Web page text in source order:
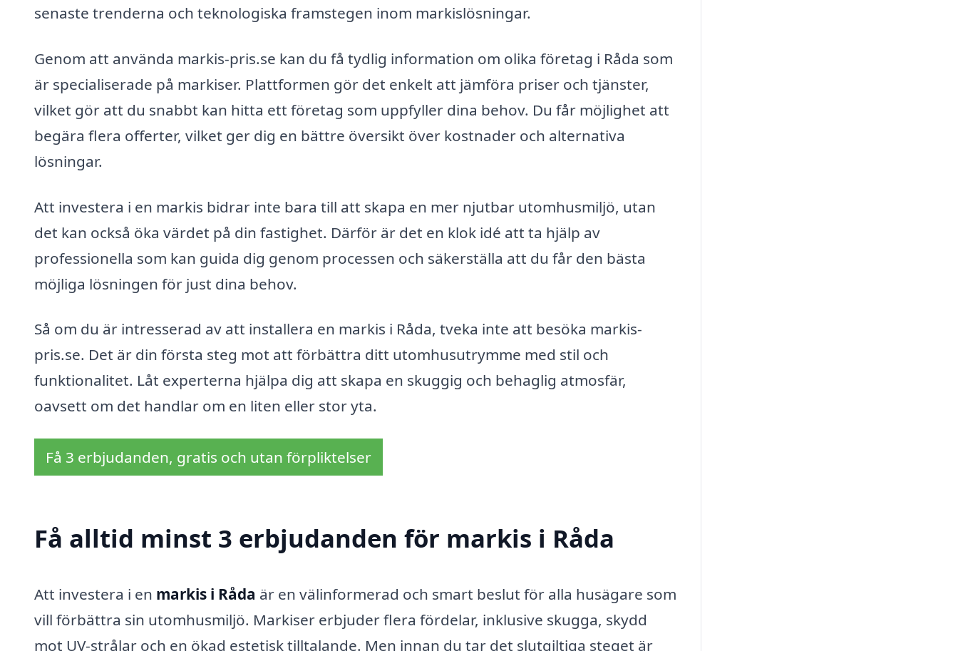
senaste trenderna och teknologiska framstegen inom markislösningar.
Genom att använda markis-pris.se kan du få tydlig information om olika företag i Råda som
är specialiserade på markiser. Plattformen gör det enkelt att jämföra priser och tjänster,
vilket gör att du snabbt kan hitta ett företag som uppfyller dina behov. Du får möjlighet att
begära flera offerter, vilket ger dig en bättre översikt över kostnader och alternativa
lösningar.
Att investera i en markis bidrar inte bara till att skapa en mer njutbar utomhusmiljö, utan
det kan också öka värdet på din fastighet. Därför är det en klok idé att ta hjälp av
professionella som kan guida dig genom processen och säkerställa att du får den bästa
möjliga lösningen för just dina behov.
Så om du är intresserad av att installera en markis i Råda, tveka inte att besöka markis-
pris.se. Det är din första steg mot att förbättra ditt utomhusutrymme med stil och
funktionalitet. Låt experterna hjälpa dig att skapa en skuggig och behaglig atmosfär,
oavsett om det handlar om en liten eller stor yta.
Få 3 erbjudanden, gratis och utan förpliktelser
Få alltid minst 3 erbjudanden för markis i Råda
Att investera i en markis i Råda är en välinformerad och smart beslut för alla husägare som
vill förbättra sin utomhusmiljö. Markiser erbjuder flera fördelar, inklusive skugga, skydd
mot UV-strålar och en ökad estetisk tilltalande. Men innan du tar det slutgiltiga steget är